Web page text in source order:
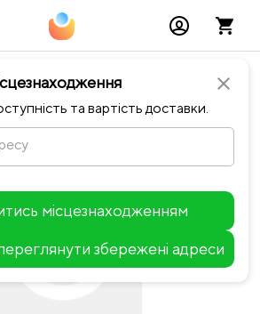
close
та вартість доставки.
місцезнаходженням
збережені адреси
Blue